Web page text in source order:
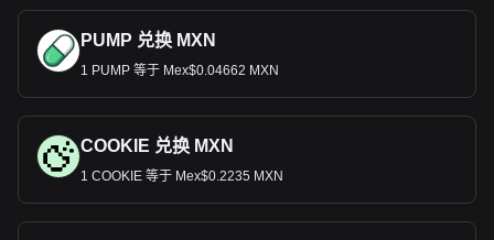
PUMP 兑换 MXN
1 PUMP 等于 Mex$0.04662 MXN
COOKIE 兑换 MXN
1 COOKIE 等于 Mex$0.2235 MXN